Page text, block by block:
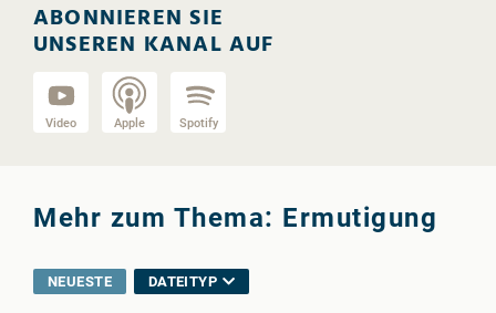
ABONNIEREN SIE
UNSEREN KANAL AUF
Video Apple Spotify
Mehr zum Thema: Ermutigung
NEUESTE DATEITYP